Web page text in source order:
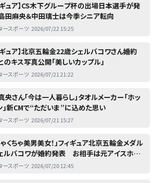
ギュア】CS木下グループ杯の出場日本選手が発
麻央＆中田璃士は今季シニア転向
ースポーツ 2026/07/22 15:25
ギュア】北京五輪金22歳シェルバコワさん婚約
のキス写真公開「美しいカップル」
ースポーツ 2026/07/21 21:22
央さん「今は一人暮らし」タオルメーカー「ホッ
」新CMで“ただいま”に込めた思い
ースポーツ 2026/07/21 15:27
ゃくちゃ美男美女！」フィギュア北京五輪金メダル
ルバコワが婚約発表 お相手は元アイスホッ
手 １７歳での戴冠から４年、ネット反響「めち
ースポーツ 2026/07/20 12:45